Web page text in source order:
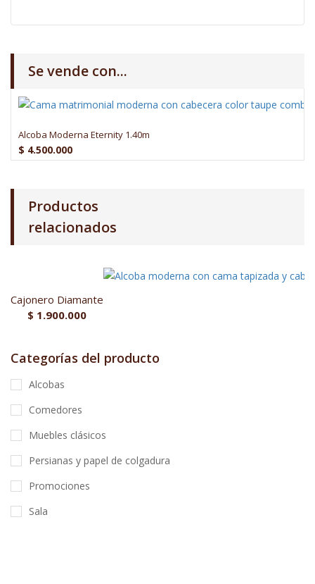
Se vende con...
Alcoba Moderna Eternity 1.40m
$ 4.500.000
Productos
relacionados
Cajonero Diamante
$ 1.900.000
Categorías del producto
Alcobas
Comedores
Muebles clásicos
Persianas y papel de colgadura
Promociones
Sala